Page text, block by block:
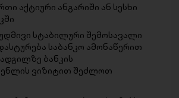
აქტიური ანგარიში ან სესხი
სტაბილური შემოსავალი
საბანკო ამონაწერით
ბანკის
ვიზიტით შეძლოთ